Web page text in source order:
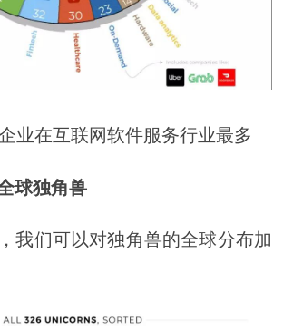
业在互联网软件服务行业最多
球独角兽
我们可以对独角兽的全球分布加